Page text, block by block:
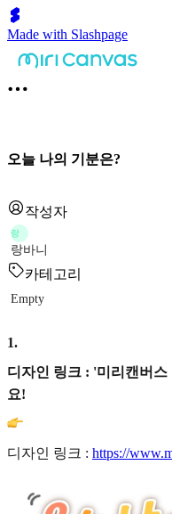
Made with Slashpage
오늘 나의 기분은?
작성자
랑
랑바니
카테고리
Empty
1.
디자인 링크 : '미리캔버스
요!
디자인 링크 : https://